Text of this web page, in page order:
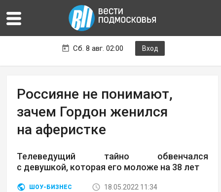
Сб. 8 авг. 02:00 Вход
Россияне не понимают,
зачем Гордон женился
на аферистке
Телеведущий тайно обвенчался
с девушкой, которая его моложе на 38 лет
ШОУ-БИЗНЕС
18.05.2022 11:34